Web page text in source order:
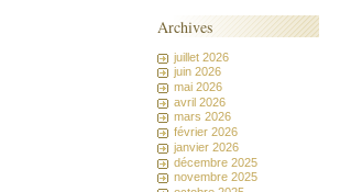
Archives
juillet 2026
juin 2026
mai 2026
avril 2026
mars 2026
février 2026
janvier 2026
décembre 2025
novembre 2025